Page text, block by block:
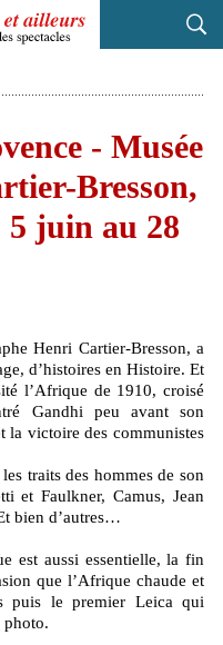
- Musée
Bresson,
juin au 28
d’histoires en Histoire. Et
l’Afrique de 1910, croisé
Gandhi peu avant son
la victoire des communistes
traits des hommes de son
et Faulkner, Camus, Jean
bien d’autres…
est aussi essentielle, la fin
que l’Afrique chaude et
puis le premier Leica qui